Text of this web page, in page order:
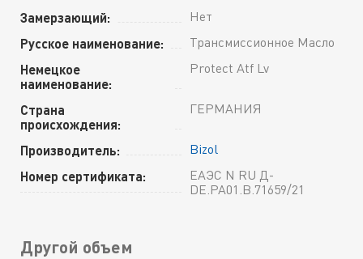
Замерзающий: Нет
Русское наименование: Трансмиссионное Масло
Немецкое
наименование:
Protect Atf Lv
Страна
происхождения:
ГЕРМАНИЯ
Производитель: Bizol
Номер сертификата:
ЕАЭС N RU Д-
DE.РА01.В.71659/21
Другой объем